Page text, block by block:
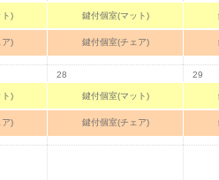
)
)
鍵付個室(マット)
鍵付個室(チェア)
)
)
28
鍵付個室(マット)
鍵付個室(チェア)
29